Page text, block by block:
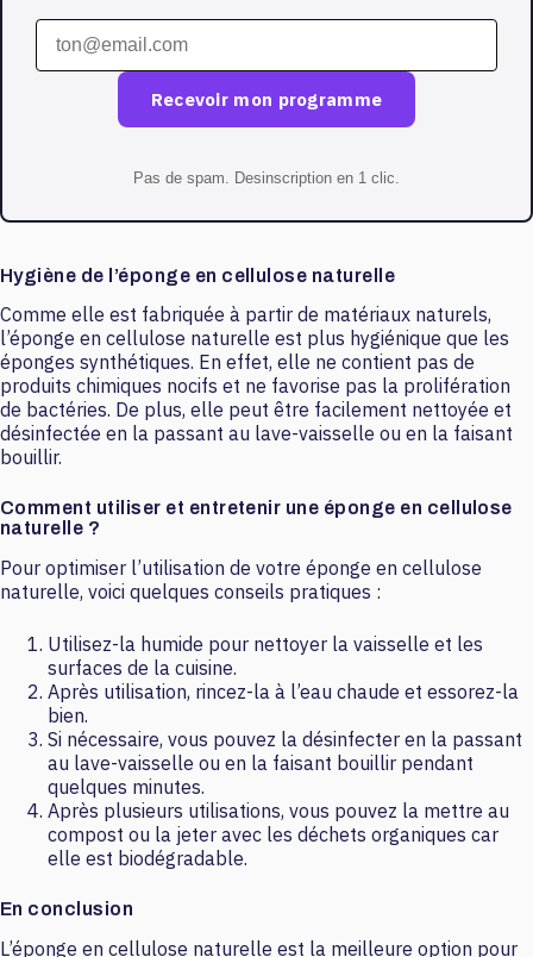
Recevoir mon programme
Pas de spam. Desinscription en 1 clic.
Hygiène de l’éponge en cellulose naturelle
Comme elle est fabriquée à partir de matériaux naturels,
l’éponge en cellulose naturelle est plus hygiénique que les
éponges synthétiques. En effet, elle ne contient pas de
produits chimiques nocifs et ne favorise pas la prolifération
de bactéries. De plus, elle peut être facilement nettoyée et
désinfectée en la passant au lave-vaisselle ou en la faisant
bouillir.
Comment utiliser et entretenir une éponge en cellulose
naturelle ?
Pour optimiser l’utilisation de votre éponge en cellulose
naturelle, voici quelques conseils pratiques :
Utilisez-la humide pour nettoyer la vaisselle et les
surfaces de la cuisine.
Après utilisation, rincez-la à l’eau chaude et essorez-la
bien.
Si nécessaire, vous pouvez la désinfecter en la passant
au lave-vaisselle ou en la faisant bouillir pendant
quelques minutes.
Après plusieurs utilisations, vous pouvez la mettre au
compost ou la jeter avec les déchets organiques car
elle est biodégradable.
En conclusion
L’éponge en cellulose naturelle est la meilleure option pour